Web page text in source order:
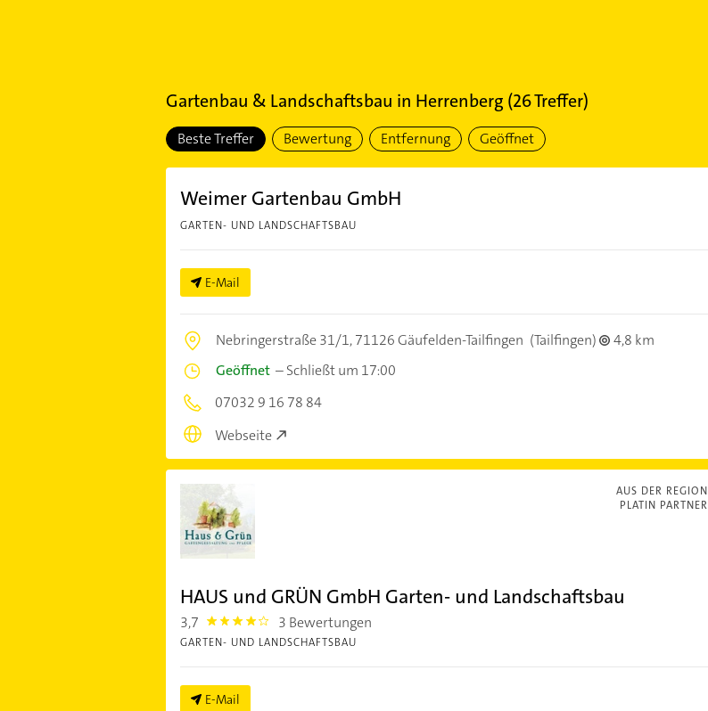
Gartenbau & Landschaftsbau in Herrenberg (26Treffer)
Beste Treffer Bewertung Entfernung Geöffnet
Weimer Gartenbau GmbH
GARTEN- UND LANDSCHAFTSBAU
E-Mail
Nebringerstraße 31/1,71126 Gäufelden-Tailfingen (Tailfingen)
4,8 km
Geöffnet–Schließt um 17:00
07032 9 16 78 84
Webseite
AUS DER REGION
PLATIN PARTNER
HAUS und GRÜN GmbH Garten- und Landschaftsbau
3,7 3.7 3 Bewertungen
GARTEN- UND LANDSCHAFTSBAU
E-Mail